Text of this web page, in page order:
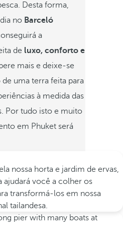
Desta forma,
no Barceló
a
de luxo, conforto e
mais e deixe-se
uma terra feita para
à medida das
Por tudo isto e muito
em Phuket será
nossa horta e jardim de ervas,
ajudará você a colher os
transformá-los em nossa
tailandesa.